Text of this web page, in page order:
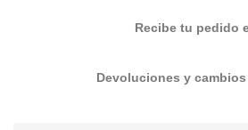
Recibe tu pedido
Devoluciones y